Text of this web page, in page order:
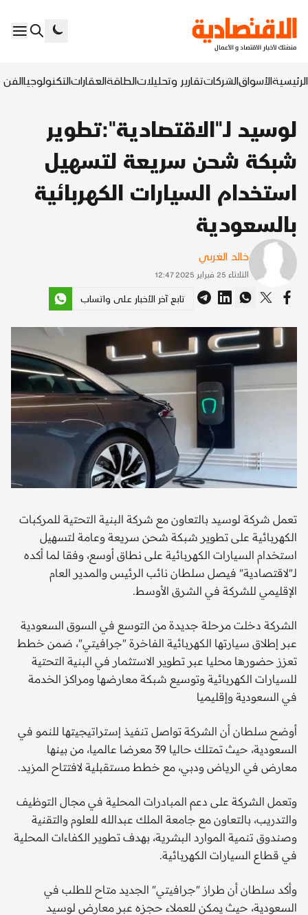
الرئيسيةالأسواقالشركاتتقارير وتحليلاتالطاقةالعقاراتالتكنولوجياالفن
لوسيد لـ"الاقتصادية":تطوير
شبكة شحن سريعة لتسهيل
استخدام السيارات الكهربائية
بالسعودية
خالد الغربي
الثلاثاء 25 فبراير 2025 12:47
تابع آخر الأخبار على واتساب
تعمل شركة لوسيد بالتعاون مع شركة البنية التحتية للمركبات
الكهربائية على تطوير شبكة شحن سريعة وعامة لتسهيل
استخدام السيارات الكهربائية على نطاق أوسع، وفقا لما أكده
لـ"لاقتصادية" فيصل سلطان نائب الرئيس والمدير العام
الإقليمي للشركة في الشرق الأوسط.
الشركة دخلت مرحلة جديدة من التوسع في السوق السعودية
عبر إطلاق سيارتها الكهربائية الفاخرة "جرافيتي"، ضمن خطط
تعزز حضورها محليا عبر تطوير الاستثمار في البنية التحتية
للسيارات الكهربائية وتوسيع شبكة معارضها ومراكز الخدمة
في السعودية وإقليميا
أوضح سلطان أن الشركة تواصل تنفيذ إستراتيجيتها للنمو في
السعودية، حيث تمتلك حاليا 39 معرضا عالميا، من بينها
معارض في الرياض ودبي، مع خطط مستقبلية لافتتاح المزيد.
وتعمل الشركة على دعم المبادرات المحلية في مجال التوظيف
والتدريب، بالتعاون مع جامعة الملك عبدالله للعلوم والتقنية
وصندوق تنمية الموارد البشرية، بهدف تطوير الكفاءات المحلية
في قطاع السيارات الكهربائية.
وأكد سلطان أن طراز "جرافيتي" الجديد متاح للطلب في
السعودية، حيث يمكن للعملاء حجزه عبر معارض لوسيد